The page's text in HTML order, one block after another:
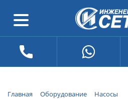
Главная Оборудование
Насосы